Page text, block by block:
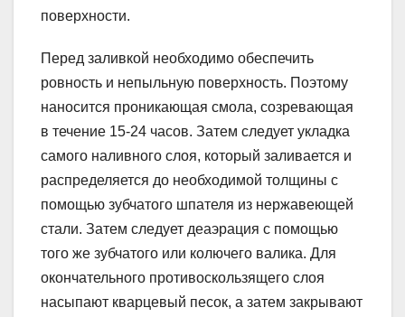
поверхности.
Перед заливкой необходимо обеспечить
ровность и непыльную поверхность. Поэтому
наносится проникающая смола, созревающая
в течение 15-24 часов. Затем следует укладка
самого наливного слоя, который заливается и
распределяется до необходимой толщины с
помощью зубчатого шпателя из нержавеющей
стали. Затем следует деаэрация с помощью
того же зубчатого или колючего валика. Для
окончательного противоскользящего слоя
насыпают кварцевый песок, а затем закрывают